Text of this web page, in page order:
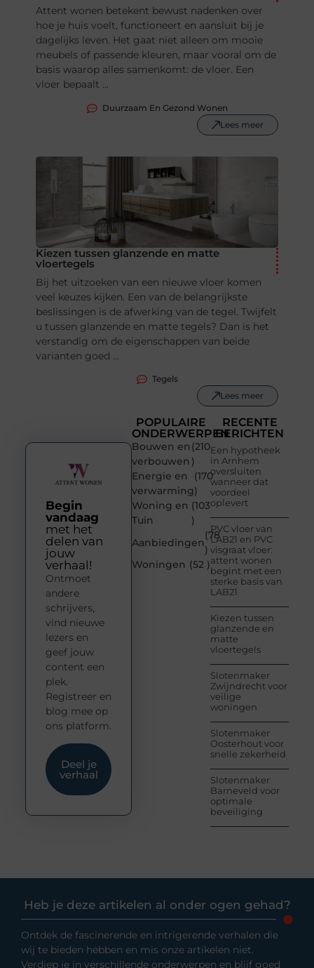
Attent wonen betekent bewust nadenken over
hoe je huis voelt, functioneert en aansluit bij je
dagelijks leven. Het gaat niet alleen om mooie
meubels of passende kleuren, maar vooral om de
basis waarop alles samenkomt: de vloer. Een
vloer bepaalt ...
Duurzaam En Gezond Wonen
Lees meer
Kiezen tussen glanzende en matte
vloertegels
Bij het uitzoeken van een nieuwe vloer komen
veel keuzes kijken. Een van de belangrijkste
beslissingen is de afwerking van de tegel. Twijfelt
u tussen glanzende en matte tegels? Dan is het
verstandig om de eigenschappen van beide
varianten goed ...
Tegels
Lees meer
POPULAIRE
ONDERWERPEN
Bouwen en
verbouwen
(210
)
Energie en
verwarming
(170
)
Woning en
Tuin
(103
)
Aanbiedingen
(78
)
Woningen (52 )
RECENTE
BERICHTEN
Een hypotheek
in Arnhem
oversluiten
wanneer dat
voordeel
oplevert
PVC vloer van
LAB21 en PVC
visgraat vloer:
attent wonen
begint met een
sterke basis van
LAB21
Kiezen tussen
glanzende en
matte
vloertegels
Slotenmaker
Zwijndrecht voor
veilige
woningen
Slotenmaker
Oosterhout voor
snelle zekerheid
Slotenmaker
Barneveld voor
optimale
beveiliging
Begin
vandaag
met het
delen van
jouw
verhaal!
Ontmoet
andere
schrijvers,
vind nieuwe
lezers en
geef jouw
content een
plek.
Registreer en
blog mee op
ons platform.
Deel je
verhaal
Heb je deze artikelen al onder ogen gehad?
Ontdek de fascinerende en intrigerende verhalen die
wij te bieden hebben en mis onze artikelen niet.
Verdiep je in verschillende onderwerpen en blijf goed